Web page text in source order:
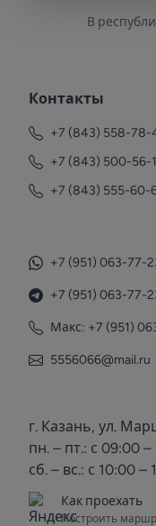
В
Контакты
+7 (843) 558-78-
+7 (843) 500-56-
+7 (843) 555-60-
+7 (951) 063-77-
+7 (951) 063-77-
Макс: +7 (951)
5556066@mail.ru
г. Казань, ул.
пн. – пт.: с 09:00 –
сб. – вс.: с 10:00 –
Как проехать
Построить